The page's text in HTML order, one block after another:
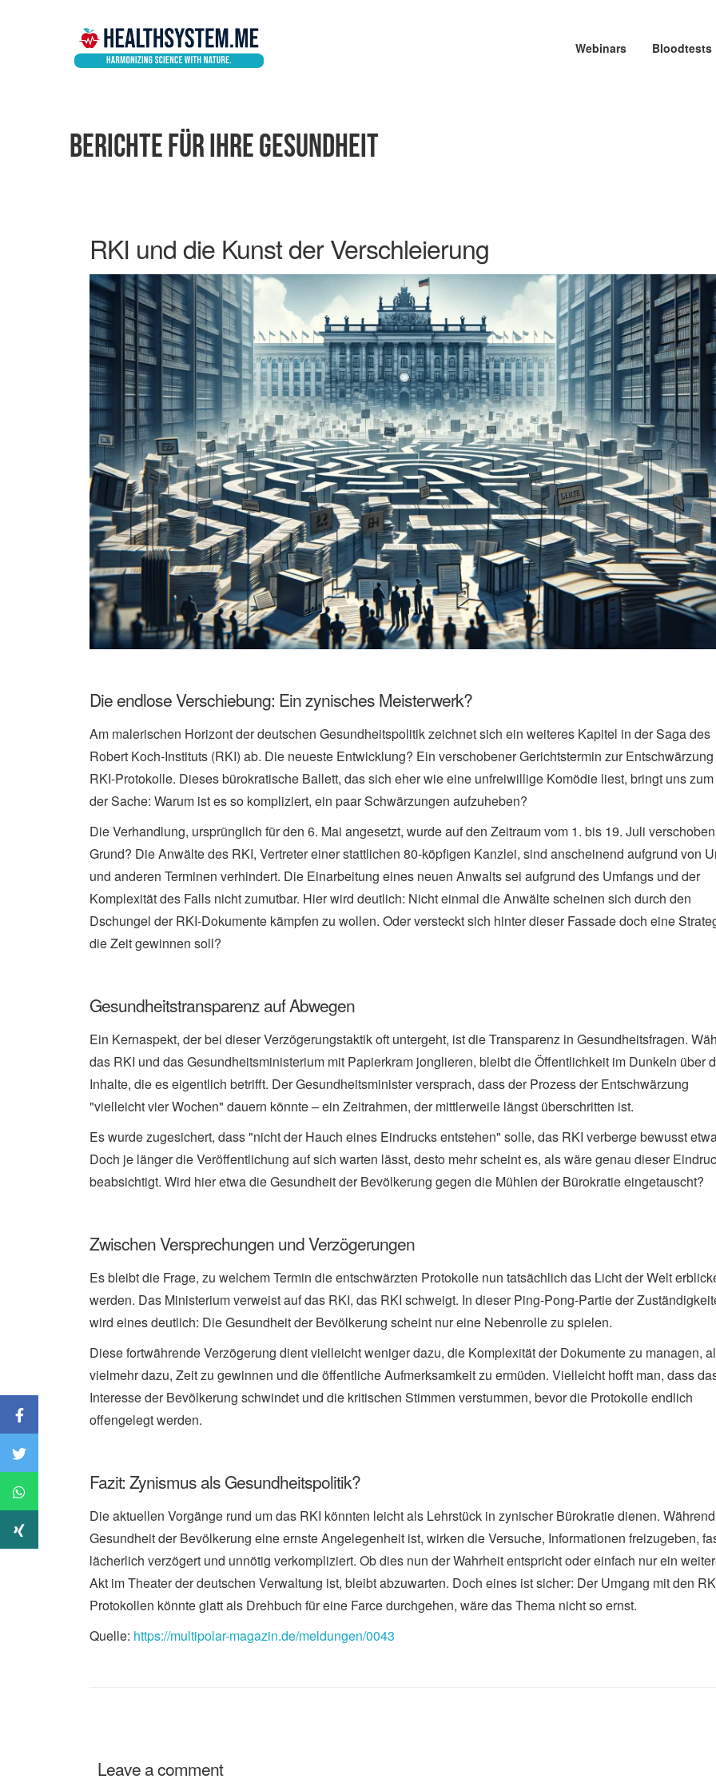
Webinars Bloodtests
BERICHTE FÜR IHRE GESUNDHEIT
RKI und die Kunst der Verschleierung
Die endlose Verschiebung: Ein zynisches Meisterwerk?
Am malerischen Horizont der deutschen Gesundheitspolitik zeichnet sich ein weiteres Kapitel in der Saga des
Robert Koch-Instituts (RKI) ab. Die neueste Entwicklung? Ein verschobener Gerichtstermin zur
RKI-Protokolle. Dieses bürokratische Ballett, das sich eher wie eine unfreiwillige Komödie liest, bringt uns
der Sache: Warum ist es so kompliziert, ein paar Schwärzungen aufzuheben?
Die Verhandlung, ursprünglich für den 6. Mai angesetzt, wurde auf den Zeitraum vom 1. bis 19. Juli
Grund? Die Anwälte des RKI, Vertreter einer stattlichen 80-köpfigen Kanzlei, sind anscheinend aufgrund von
und anderen Terminen verhindert. Die Einarbeitung eines neuen Anwalts sei aufgrund des Umfangs und der
Komplexität des Falls nicht zumutbar. Hier wird deutlich: Nicht einmal die Anwälte scheinen sich durch den
Dschungel der RKI-Dokumente kämpfen zu wollen. Oder versteckt sich hinter dieser Fassade doch eine
die Zeit gewinnen soll?
Gesundheitstransparenz auf Abwegen
Ein Kernaspekt, der bei dieser Verzögerungstaktik oft untergeht, ist die Transparenz in Gesundheitsfragen.
das RKI und das Gesundheitsministerium mit Papierkram jonglieren, bleibt die Öffentlichkeit im Dunkeln über
Inhalte, die es eigentlich betrifft. Der Gesundheitsminister versprach, dass der Prozess der Entschwärzung
"vielleicht vier Wochen" dauern könnte – ein Zeitrahmen, der mittlerweile längst überschritten ist.
Es wurde zugesichert, dass "nicht der Hauch eines Eindrucks entstehen" solle, das RKI verberge bewusst
Doch je länger die Veröffentlichung auf sich warten lässt, desto mehr scheint es, als wäre genau dieser
beabsichtigt. Wird hier etwa die Gesundheit der Bevölkerung gegen die Mühlen der Bürokratie eingetauscht?
Zwischen Versprechungen und Verzögerungen
Es bleibt die Frage, zu welchem Termin die entschwärzten Protokolle nun tatsächlich das Licht der Welt
werden. Das Ministerium verweist auf das RKI, das RKI schweigt. In dieser Ping-Pong-Partie der
wird eines deutlich: Die Gesundheit der Bevölkerung scheint nur eine Nebenrolle zu spielen.
Diese fortwährende Verzögerung dient vielleicht weniger dazu, die Komplexität der Dokumente zu managen,
vielmehr dazu, Zeit zu gewinnen und die öffentliche Aufmerksamkeit zu ermüden. Vielleicht hofft man, dass
Interesse der Bevölkerung schwindet und die kritischen Stimmen verstummen, bevor die Protokolle endlich
offengelegt werden.
Fazit: Zynismus als Gesundheitspolitik?
Die aktuellen Vorgänge rund um das RKI könnten leicht als Lehrstück in zynischer Bürokratie dienen.
Gesundheit der Bevölkerung eine ernste Angelegenheit ist, wirken die Versuche, Informationen freizugeben,
lächerlich verzögert und unnötig verkompliziert. Ob dies nun der Wahrheit entspricht oder einfach nur ein
Akt im Theater der deutschen Verwaltung ist, bleibt abzuwarten. Doch eines ist sicher: Der Umgang mit den
Protokollen könnte glatt als Drehbuch für eine Farce durchgehen, wäre das Thema nicht so ernst.
Quelle: https://multipolar-magazin.de/meldungen/0043
Leave a comment